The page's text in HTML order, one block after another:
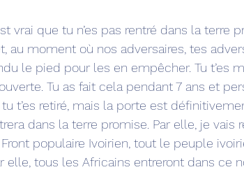
vrai que tu n’es pas rentré dans la terre
au moment où nos adversaires, tes
le pied pour les en empêcher. Tu t’es
Tu as fait cela pendant 7 ans et
tu t’es retiré, mais la porte est
dans la terre promise. Par elle, je
populaire Ivoirien, tout le peuple
elle, tous les Africains entreront dans ce